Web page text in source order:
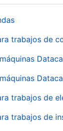
trabajos de
trabajos de
trabajos de